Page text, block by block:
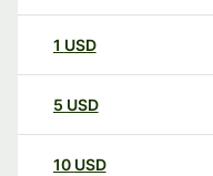
1 USD
5 USD
10 USD